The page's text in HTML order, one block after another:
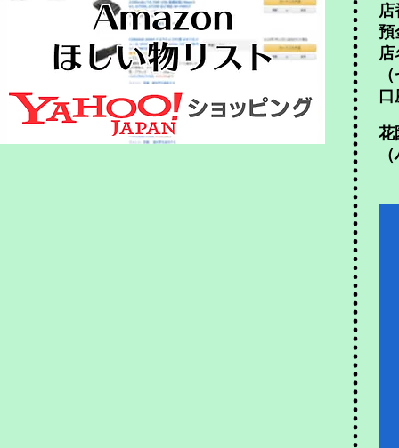
店
預
店
花